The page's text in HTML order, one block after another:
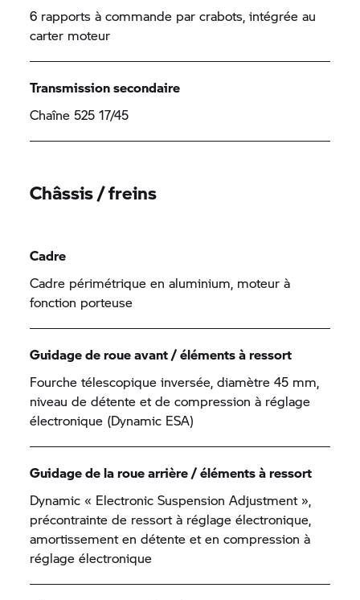
6 rapports à commande par crabots, intégrée au
carter moteur
Transmission secondaire
Chaîne 525 17/45
Châssis / freins
Cadre
Cadre périmétrique en aluminium, moteur à
fonction porteuse
Guidage de roue avant / éléments à ressort
Fourche télescopique inversée, diamètre 45 mm,
niveau de détente et de compression à réglage
électronique (Dynamic ESA)
Guidage de la roue arrière / éléments à ressort
Dynamic « Electronic Suspension Adjustment »,
précontrainte de ressort à réglage électronique,
amortissement en détente et en compression à
réglage électronique